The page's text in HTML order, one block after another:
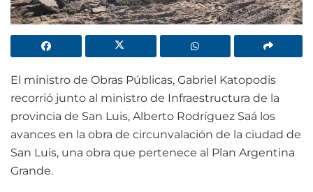
El ministro de Obras Públicas, Gabriel Katopodis
recorrió junto al ministro de Infraestructura de la
provincia de San Luis, Alberto Rodríguez Saá los
avances en la obra de circunvalación de la ciudad de
San Luis, una obra que pertenece al Plan Argentina
Grande.